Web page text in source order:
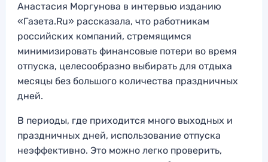
Анастасия Моргунова в интервью изданию
«Газета.Ru» рассказала, что работникам
российских компаний, стремящимся
минимизировать финансовые потери во время
отпуска, целесообразно выбирать для отдыха
месяцы без большого количества праздничных
дней.
В периоды, где приходится много выходных и
праздничных дней, использование отпуска
неэффективно. Это можно легко проверить,